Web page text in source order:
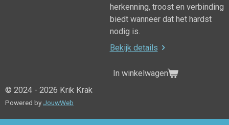
herkenning, troost en verbinding
biedt wanneer dat het hardst
nodig is.
Bekijk details
In winkelwagen
© 2024 - 2026 Krik Krak
Powered by JouwWeb